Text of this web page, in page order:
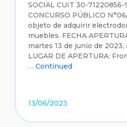
SOCIAL CUIT 30-71220856-
CONCURSO PÚBLICO
objeto de adquirir
muebles. FECHA
martes 13 de junio de 2023,
LUGAR DE APERTURA:
…Continued
13/06/2023